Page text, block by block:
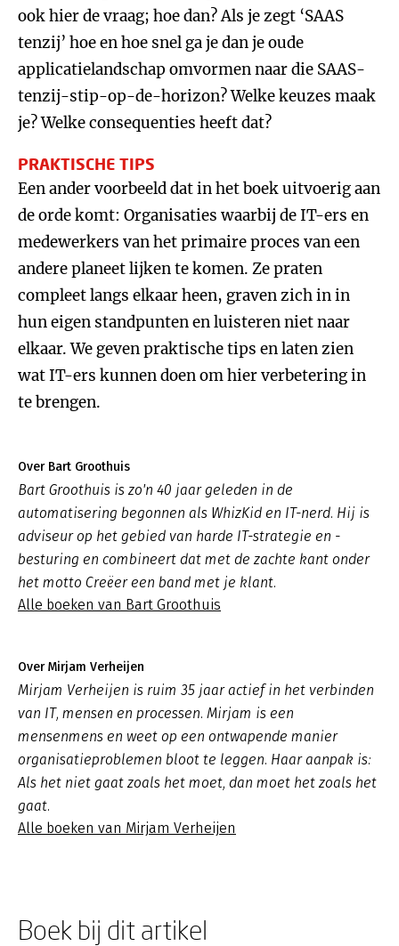
ook hier de vraag; hoe dan? Als je zegt ‘SAAS
tenzij’ hoe en hoe snel ga je dan je oude
applicatielandschap omvormen naar die SAAS-
tenzij-stip-op-de-horizon? Welke keuzes maak
je? Welke consequenties heeft dat?
PRAKTISCHE TIPS
Een ander voorbeeld dat in het boek uitvoerig aan
de orde komt: Organisaties waarbij de IT-ers en
medewerkers van het primaire proces van een
andere planeet lijken te komen. Ze praten
compleet langs elkaar heen, graven zich in in
hun eigen standpunten en luisteren niet naar
elkaar. We geven praktische tips en laten zien
wat IT-ers kunnen doen om hier verbetering in
te brengen.
Over Bart Groothuis
Bart Groothuis is zo'n 40 jaar geleden in de
automatisering begonnen als WhizKid en IT-nerd. Hij is
adviseur op het gebied van harde IT-strategie en -
besturing en combineert dat met de zachte kant onder
het motto Creëer een band met je klant.
Alle boeken van Bart Groothuis
Over Mirjam Verheijen
Mirjam Verheijen is ruim 35 jaar actief in het verbinden
van IT, mensen en processen. Mirjam is een
mensenmens en weet op een ontwapende manier
organisatieproblemen bloot te leggen. Haar aanpak is:
Als het niet gaat zoals het moet, dan moet het zoals het
gaat.
Alle boeken van Mirjam Verheijen
Boek bij dit artikel